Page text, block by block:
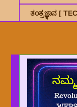
ತಂತ್ರಜ್ಞಾನ [
ಹಾಗೂ ಈ